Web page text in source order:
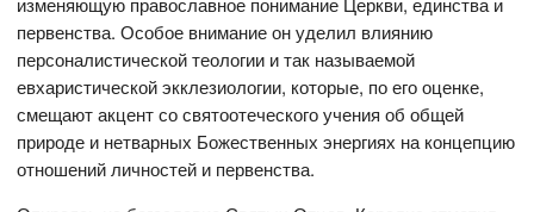
первенства. Особое внимание он уделил влиянию
персоналистической теологии и так называемой
евхаристической экклезиологии, которые, по его оценке,
смещают акцент со святоотеческого учения об общей
природе и нетварных Божественных энергиях на концепцию
отношений личностей и первенства.